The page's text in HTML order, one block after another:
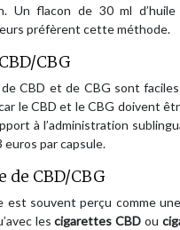
Un flacon de 30 ml
préfèrent cette méthode.
CBG
CBD et de CBG sont
le CBD et le CBG doivent
à l’administration
euros par capsule.
de CBD/CBG
est souvent perçu comme
lescigarettes CBDou